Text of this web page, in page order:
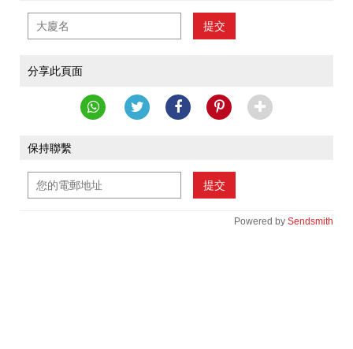
提交
分享此頁面
保持聯繫
提交
Powered by Sendsmith